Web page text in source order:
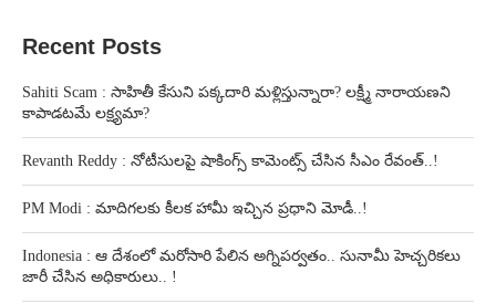
Recent Posts
Sahiti Scam : సాహితీ కేసుని పక్కదారి మళ్లిస్తున్నారా? లక్ష్మీ నారాయణని
కాపాడటమే లక్ష్యమా?
Revanth Reddy : నోటీసులపై షాకింగ్స్ కామెంట్స్ చేసిన సీఎం రేవంత్..!
PM Modi : మాదిగలకు కీలక హామీ ఇచ్చిన ప్రధాని మోడీ..!
Indonesia : ఆ దేశంలో మరోసారి పేలిన అగ్నిపర్వతం.. సునామీ హెచ్చరికలు
జారీ చేసిన అధికారులు.. !